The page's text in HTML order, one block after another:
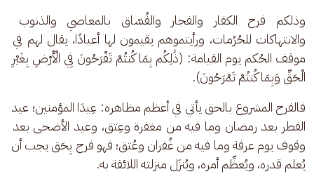
وذلكم فرح الكفار والفجار والفُسّاق بالمعاصي والذنوب
والانتهاكات للحُرُمات، ورأيتموهم يقيمون لها أعيادًا، يقال لهم في
موقف الحُكم يوم القيامة: (ذَٰلِكُم بِمَا كُنتُمْ تَفْرَحُونَ فِي الْأَرْضِ بِغَيْرِ
الْحَقِّ وَبِمَا كُنتُمْ تَمْرَحُونَ).
فالفرح المشروع بالحق يأتي في أعظم مظاهره: عِيدَا المؤمنين؛ عيد
الفطر بعد رمضان وما فيه من مغفرة وعِتق، وعيد الأضحى بعد
وقوف يوم عرفة وما فيه من غُفران وعُتق؛ فهو فرح بِحَق يجب أن
يُعلم قدره، ويُعظِّم أمره، ويُنزَل منزلته اللائقة به.